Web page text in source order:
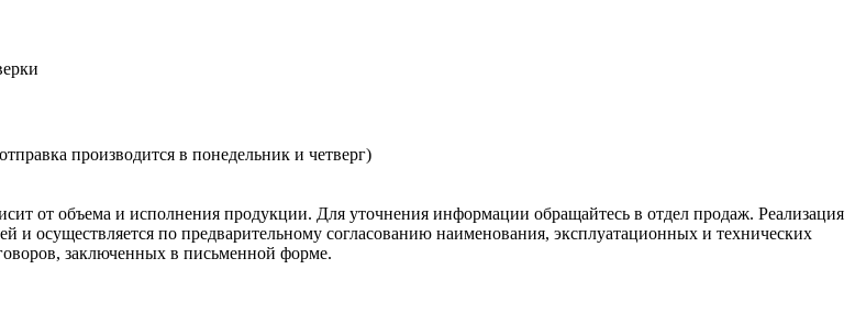
производится в понедельник и четверг)
от объема и исполнения продукции. Для уточнения информации обращайтесь в отдел продаж. Реализация
и осуществляется по предварительному согласованию наименования, эксплуатационных и технических
заключенных в письменной форме.